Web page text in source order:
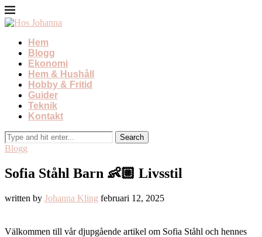
Hem
Blogg
Ekonomi
Hem & Hushåll
Hobby & Fritid
Guider
Teknik
Kontakt
Blogg
Sofia Ståhl Barn 👶🏼 Livsstil
written by Johanna Kling februari 12, 2025
Välkommen till vår djupgående artikel om Sofia Ståhl och hennes